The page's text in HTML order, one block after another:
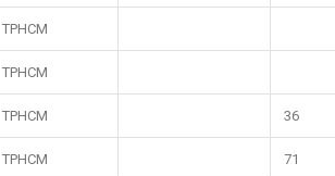
TPHCM
TPHCM
TPHCM 36
TPHCM 71